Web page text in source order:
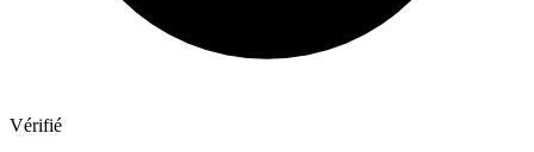
Vérifié